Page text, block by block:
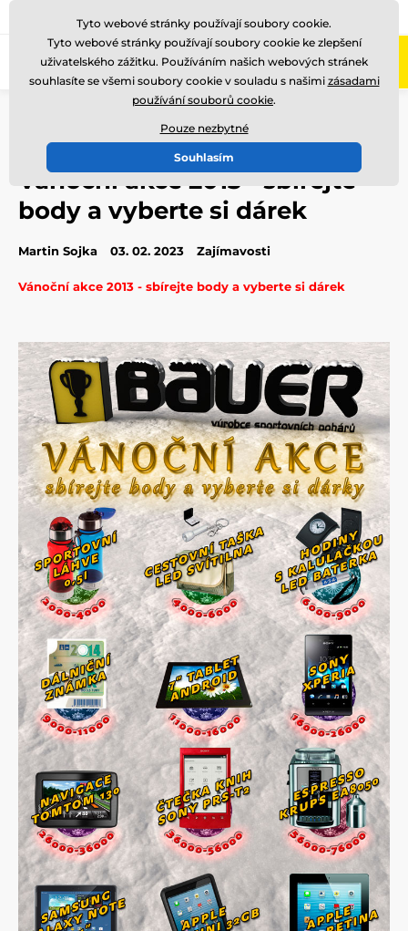
Zavolejte nám (Po-Pá 8-17)
Vánoční akce 2013 - sbírejte body a vyberte si dárek
Vánoční akce 2013 - sbírejte
body a vyberte si dárek
Martin Sojka 03. 02. 2023 Zajímavosti
Vánoční akce 2013 - sbírejte body a vyberte si dárek
Tyto webové stránky používají soubory cookie.
Tyto webové stránky používají soubory cookie ke zlepšení
uživatelského zážitku. Používáním našich webových stránek
souhlasíte se všemi soubory cookie v souladu s našimi zásadami
používání souborů cookie.
Pouze nezbytné
Souhlasím